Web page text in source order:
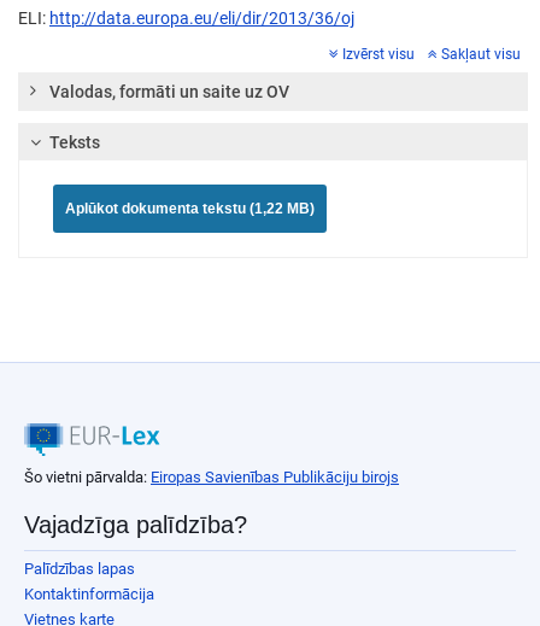
ELI: http://data.europa.eu/eli/dir/2013/36/oj
Izvērst visu Sakļaut visu
Valodas, formāti un saite uz OV
Teksts
Aplūkot dokumenta tekstu (1,22 MB)
Šo vietni pārvalda: Eiropas Savienības Publikāciju birojs
Vajadzīga palīdzība?
Palīdzības lapas
Kontaktinformācija
Vietnes karte